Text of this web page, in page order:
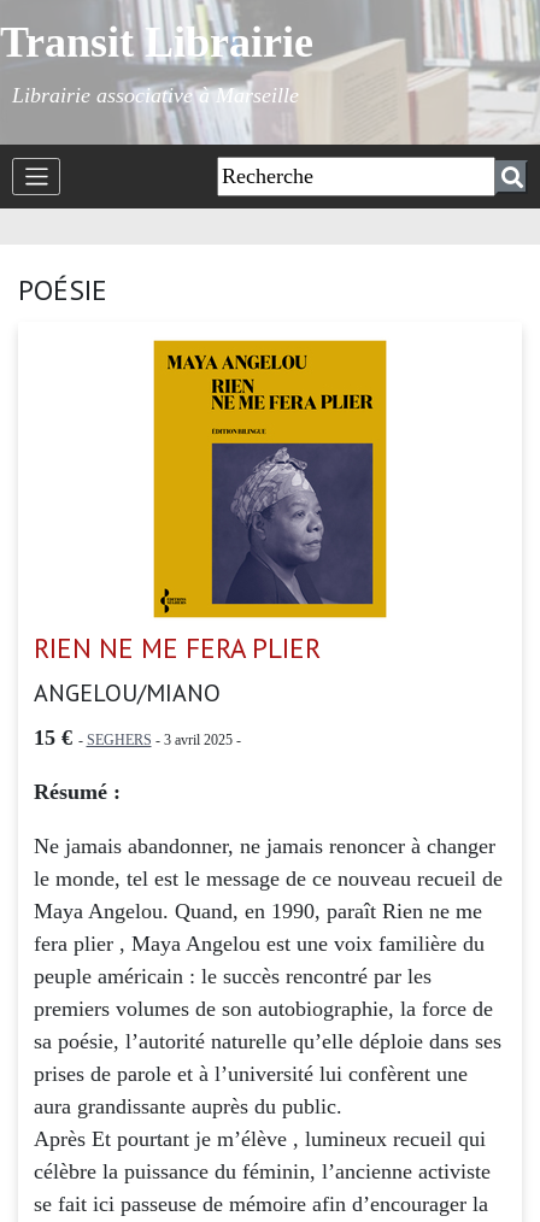
Transit Librairie
Librairie associative à Marseille
POÉSIE
RIEN NE ME FERA PLIER
ANGELOU/MIANO
15 € - SEGHERS - 3 avril 2025 -
Résumé :
Ne jamais abandonner, ne jamais renoncer à changer
le monde, tel est le message de ce nouveau recueil de
Maya Angelou. Quand, en 1990, paraît Rien ne me
fera plier , Maya Angelou est une voix familière du
peuple américain : le succès rencontré par les
premiers volumes de son autobiographie, la force de
sa poésie, l’autorité naturelle qu’elle déploie dans ses
prises de parole et à l’université lui confèrent une
aura grandissante auprès du public.
Après Et pourtant je m’élève , lumineux recueil qui
célèbre la puissance du féminin, l’ancienne activiste
se fait ici passeuse de mémoire afin d’encourager la